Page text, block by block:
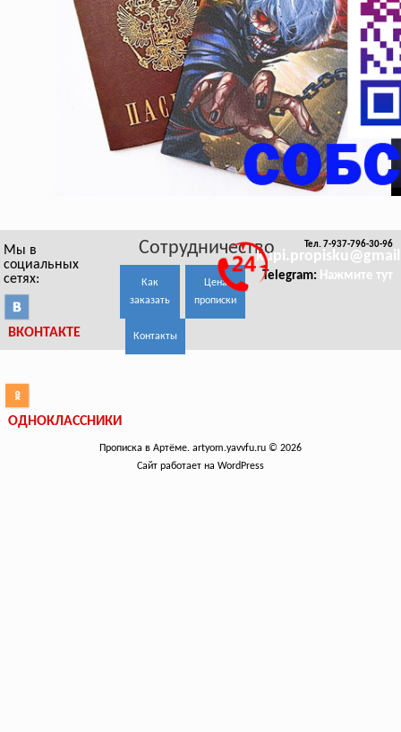
Мы в
социальных
сетях:
ВКОНТАКТЕ
ОДНОКЛАССНИКИ
Сотрудничество
Как
заказать
Цена
прописки
Контакты
Тел. 7-937-796-30-96
Telegram: Нажмите тут
Прописка в Артёме. artyom.yavvfu.ru © 2026
Сайт работает на WordPress